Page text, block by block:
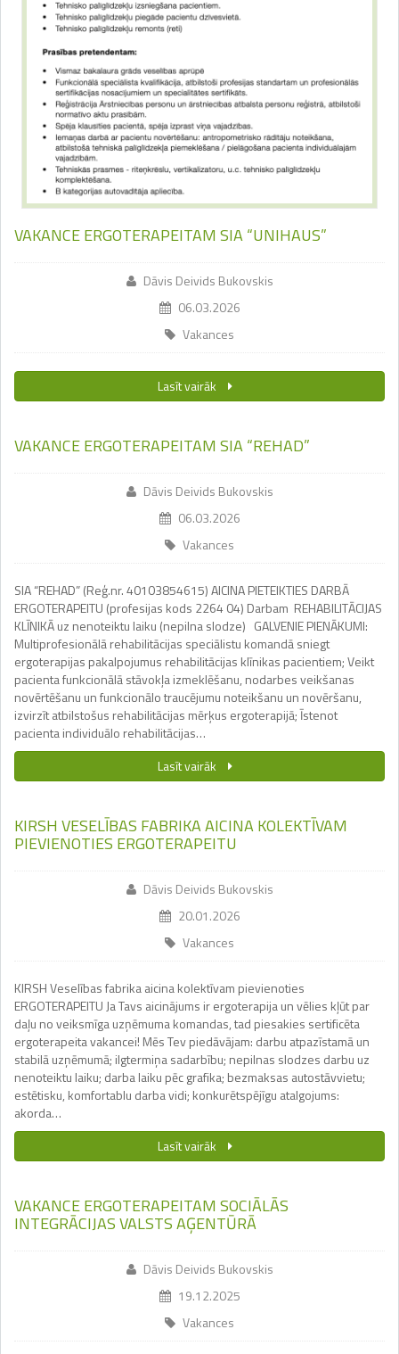
VAKANCE ERGOTERAPEITAM SIA “UNIHAUS”
Dāvis Deivids Bukovskis
06.03.2026
Vakances
Lasīt vairāk
VAKANCE ERGOTERAPEITAM SIA “REHAD”
Dāvis Deivids Bukovskis
06.03.2026
Vakances
SIA “REHAD” (Reģ.nr. 40103854615) AICINA PIETEIKTIES DARBĀ
ERGOTERAPEITU (profesijas kods 2264 04) Darbam REHABILITĀCIJAS
KLĪNIKĀ uz nenoteiktu laiku (nepilna slodze) GALVENIE PIENĀKUMI:
Multiprofesionālā rehabilitācijas speciālistu komandā sniegt
ergoterapijas pakalpojumus rehabilitācijas klīnikas pacientiem; Veikt
pacienta funkcionālā stāvokļa izmeklēšanu, nodarbes veikšanas
novērtēšanu un funkcionālo traucējumu noteikšanu un novēršanu,
izvirzīt atbilstošus rehabilitācijas mērķus ergoterapijā; Īstenot
pacienta individuālo rehabilitācijas…
Lasīt vairāk
KIRSH VESELĪBAS FABRIKA AICINA KOLEKTĪVAM
PIEVIENOTIES ERGOTERAPEITU
Dāvis Deivids Bukovskis
20.01.2026
Vakances
KIRSH Veselības fabrika aicina kolektīvam pievienoties
ERGOTERAPEITU Ja Tavs aicinājums ir ergoterapija un vēlies kļūt par
daļu no veiksmīga uzņēmuma komandas, tad piesakies sertificēta
ergoterapeita vakancei! Mēs Tev piedāvājam: darbu atpazīstamā un
stabilā uzņēmumā; ilgtermiņa sadarbību; nepilnas slodzes darbu uz
nenoteiktu laiku; darba laiku pēc grafika; bezmaksas autostāvvietu;
estētisku, komfortablu darba vidi; konkurētspējīgu atalgojums:
akorda…
Lasīt vairāk
VAKANCE ERGOTERAPEITAM SOCIĀLĀS
INTEGRĀCIJAS VALSTS AĢENTŪRĀ
Dāvis Deivids Bukovskis
19.12.2025
Vakances